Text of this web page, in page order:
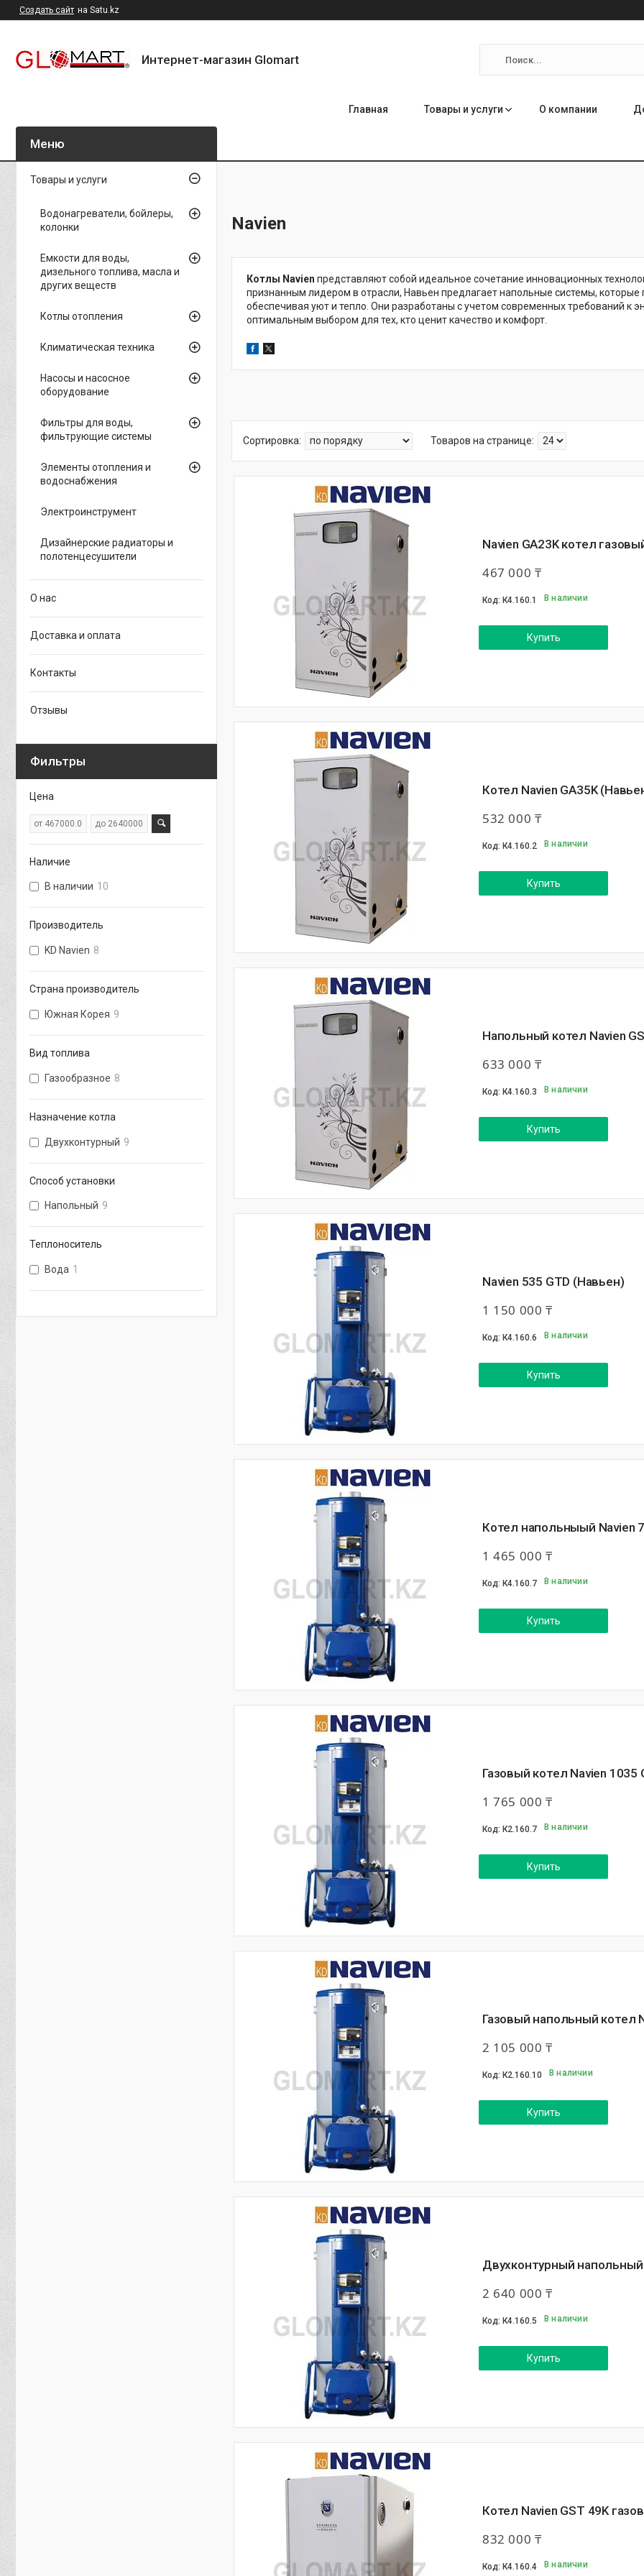
Создать сайт на Satu.kz
Интернет-магазин Glomart
Главная Товары и услуги О компании
Navien
Котлы Navien представляют собой идеальное сочетание инновационных
признанным лидером в отрасли, Навьен предлагает напольные системы,
обеспечивая уют и тепло. Они разработаны с учетом современных требований к
оптимальным выбором для тех, кто ценит качество и комфорт.
Navien GA23K котел
467 000 ₸
К4.160.1 В наличии
Купить
Котел Navien GA35K
532 000 ₸
К4.160.2 В наличии
Купить
Напольный котел Navien
633 000 ₸
К4.160.3 В наличии
Купить
Navien 535 GTD (Навьен)
1 150 000 ₸
К4.160.6 В наличии
Купить
Котел напольныый Navien
1 465 000 ₸
К4.160.7 В наличии
Купить
Газовый котел Navien 1035
1 765 000 ₸
К2.160.7 В наличии
Купить
Газовый напольный котел
2 105 000 ₸
К2.160.10 В наличии
Купить
Двухконтурный напольный
2 640 000 ₸
К4.160.5 В наличии
Купить
Котел Navien GST 49K
832 000 ₸
К4.160.4 В наличии
Товары и услуги
Водонагреватели, бойлеры,
колонки
Емкости для воды,
дизельного топлива, масла и
других веществ
Котлы отопления
Климатическая техника
Насосы и насосное
оборудование
Фильтры для воды,
фильтрующие системы
Элементы отопления и
водоснабжения
Электроинструмент
Дизайнерские радиаторы и
полотенцесушители
О нас
Доставка и оплата
Контакты
Отзывы
Фильтры
Цена
Наличие
В наличии 10
Производитель
KD Navien 8
Страна производитель
Южная Корея 9
Вид топлива
Газообразное 8
Назначение котла
Двухконтурный 9
Способ установки
Напольный 9
Теплоноситель
Вода 1